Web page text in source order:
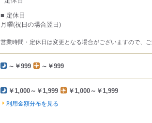
■ 定休日
月曜(祝日の場合翌日)
営業時間・定休日は変更となる場合がございますので、
～￥999 ～￥999
￥1,000～￥1,999 ￥1,000～￥1,999
利用金額分布を見る